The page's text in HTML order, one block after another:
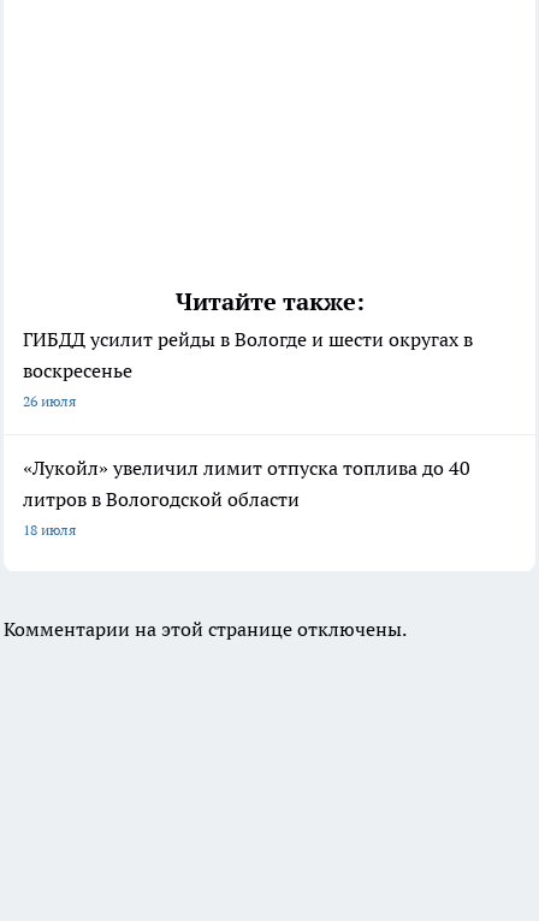
Читайте также:
ГИБДД усилит рейды в Вологде и шести округах в
воскресенье
26 июля
«Лукойл» увеличил лимит отпуска топлива до 40
литров в Вологодской области
18 июля
Комментарии на этой странице отключены.